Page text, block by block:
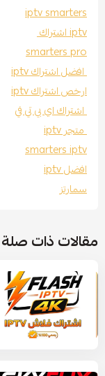
iptv smarters
iptv اشتراك
smarters pro
افضل اشتراك iptv
ارخص اشتراك iptv
اشتراك اي بي تي في
متجر iptv
smarters iptv
افضل iptv
سمارتز
مقالات ذات صلة